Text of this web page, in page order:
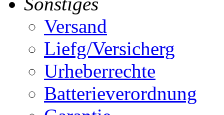
Versand
Liefg/Versicherg
Urheberrechte
Batterieverordnung